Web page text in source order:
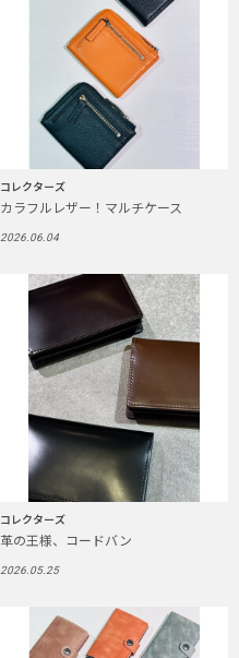
コレクターズ
カラフルレザー！マルチケース
2026.06.04
コレクターズ
革の王様、コードバン
2026.05.25